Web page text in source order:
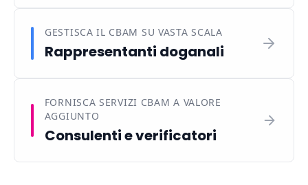
GESTISCA IL CBAM SU VASTA SCALA
Rappresentanti doganali
FORNISCA SERVIZI CBAM A VALORE
AGGIUNTO
Consulenti e verificatori